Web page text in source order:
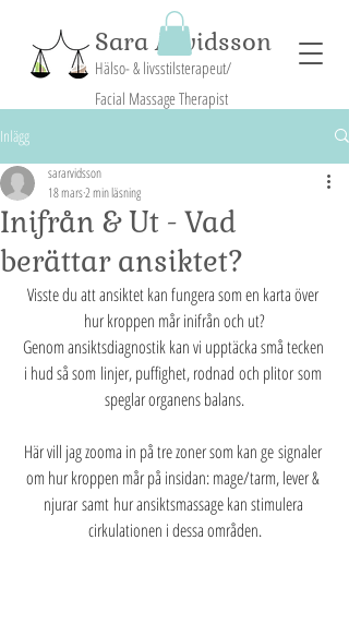
Hälso- & livsstilsterapeut/
Facial Massage Therapist
Sara Arvidsson
Inlägg
Inifrån & Ut - Vad
berättar ansiktet?
sararvidsson
18 mars2 min läsning
Visste du att ansiktet kan fungera som en karta över
hur kroppen mår inifrån och ut?
Genom ansiktsdiagnostik kan vi upptäcka små tecken
i hud så som linjer, puffighet, rodnad och plitor som
speglar organens balans.
Här vill jag zooma in på tre zoner som kan ge signaler
om hur kroppen mår på insidan: mage/tarm, lever &
njurar samt hur ansiktsmassage kan stimulera
cirkulationen i dessa områden.